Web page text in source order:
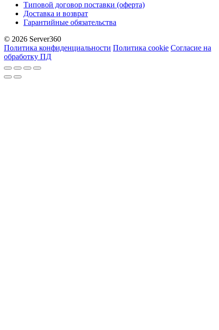
Типовой договор поставки (оферта)
Доставка и возврат
Гарантийные обязательства
© 2026 Server360
Политика конфиденциальности Политика cookie Согласие на
обработку ПД